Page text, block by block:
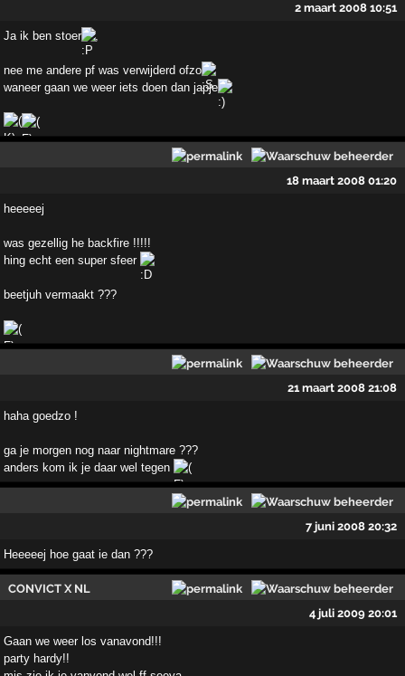
2 maart 2008 10:51
Ja ik ben stoer ,
nee me andere pf was verwijderd ofzo
waneer gaan we weer iets doen dan japje
18 maart 2008 01:20
heeeeej
was gezellig he backfire !!!!!
hing echt een super sfeer
beetjuh vermaakt ???
21 maart 2008 21:08
haha goedzo !
ga je morgen nog naar nightmare ???
anders kom ik je daar wel tegen
7 juni 2008 20:32
Heeeeej hoe gaat ie dan ???
CONVICT X NL
4 juli 2009 20:01
Gaan we weer los vanavond!!!
party hardy!!